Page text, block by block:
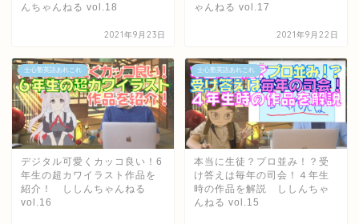
んちゃんねる vol.18
2021年9月23日
ゃんねる vol.17
2021年9月22日
士心塾英語あれこれ
デジタル可愛くカッコ良い！6
年生の超カワイラスト作品を
紹介！ ししんちゃんねる
vol.16
士心塾英語あれこれ
本当に生徒？プロ並み！？受
け答えは毎年の司会！４年生
時の作品を解説 ししんちゃ
んねる vol.15